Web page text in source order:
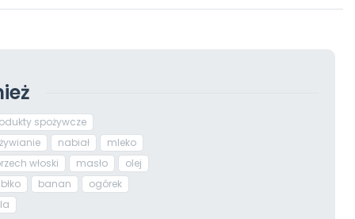
spożywcze
nabiał
mleko
włoski masło
olej
banan
ogórek